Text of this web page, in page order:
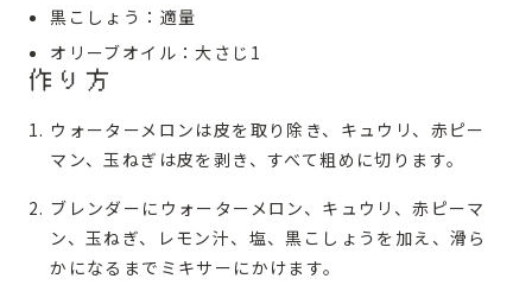
黒こしょう：適量
オリーブオイル：大さじ1
作り方
ウォーターメロンは皮を取り除き、キュウリ、赤ピー
マン、玉ねぎは皮を剥き、すべて粗めに切ります。
ブレンダーにウォーターメロン、キュウリ、赤ピーマ
ン、玉ねぎ、レモン汁、塩、黒こしょうを加え、滑ら
かになるまでミキサーにかけます。